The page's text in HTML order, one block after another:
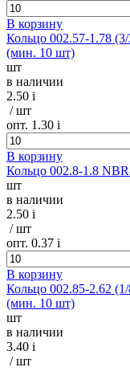
В корзину
Кольцо 002.57-1.78
(мин. 10 шт)
шт
в наличии
2.50 i
/ шт
опт. 1.30 i
В корзину
Кольцо 002.8-1.8
шт
в наличии
2.50 i
/ шт
опт. 0.37 i
В корзину
Кольцо 002.85-2.62
(мин. 10 шт)
шт
в наличии
3.40 i
/ шт